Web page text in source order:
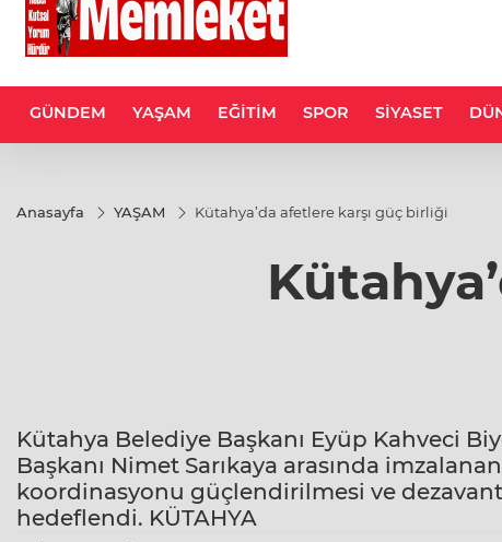
GÜNDEM YAŞAM EĞİTİM SPOR SİYASET
Anasayfa YAŞAM Kütahya’da afetlere karşı güç birliği
Kütahya Belediye Başkanı Eyüp Kahveci
Başkanı Nimet Sarıkaya arasında
koordinasyonu güçlendirilmesi ve
hedeflendi. KÜTAHYA